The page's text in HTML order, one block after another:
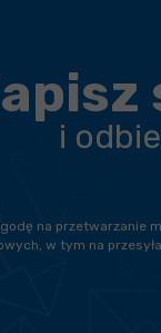
i
na przetwarzanie
w tym na